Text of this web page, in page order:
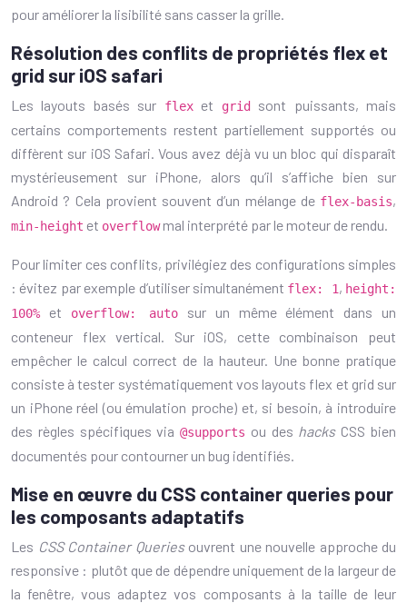
pour améliorer la lisibilité sans casser la grille.
Résolution des conflits de propriétés flex et
grid sur iOS safari
Les layouts basés sur flexet gridsont puissants, mais
certains comportements restent partiellement supportés ou
diffèrent sur iOS Safari. Vous avez déjà vu un bloc qui disparaît
mystérieusement sur iPhone, alors qu’il s’affiche bien sur
Android ? Cela provient souvent d’un mélange de flex-basis,
min-height et overflowmal interprété par le moteur de rendu.
Pour limiter ces conflits, privilégiez des configurations simples
: évitez par exemple d’utiliser simultanément flex: 1, height:
100% et overflow: auto
sur un même élément dans un
conteneur flex vertical. Sur iOS, cette combinaison peut
empêcher le calcul correct de la hauteur. Une bonne pratique
consiste à tester systématiquement vos layouts flex et grid sur
un iPhone réel (ou émulation proche) et, si besoin, à introduire
des règles spécifiques via@supports ou des hacksCSS bien
documentés pour contourner un bug identifiés.
Mise en œuvre du CSS container queries pour
les composants adaptatifs
Les CSS Container Queriesouvrent une nouvelle approche du
responsive : plutôt que de dépendre uniquement de la largeur de
la fenêtre, vous adaptez vos composants à la taille de leur